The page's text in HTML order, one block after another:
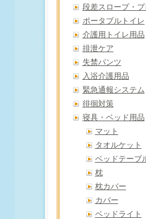
段差スロープ・プ
ポータブルトイレ
介護用トイレ用品
排泄ケア
失禁パンツ
入浴介護用品
緊急通報システム
徘徊対策
寝具・ベッド用品
マット
タオルケット
ベッドテーブ
枕
枕カバー
カバー
ベッドライト